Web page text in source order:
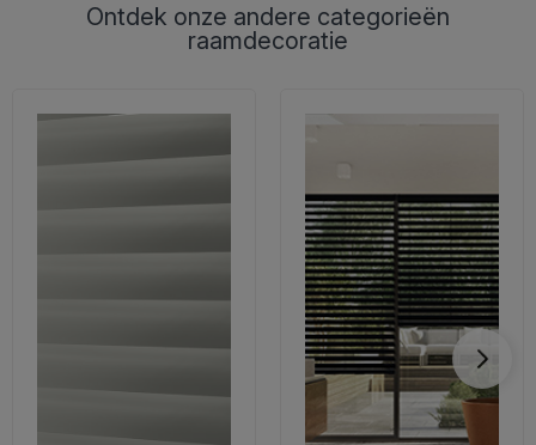
Ontdek onze andere categorieën
raamdecoratie